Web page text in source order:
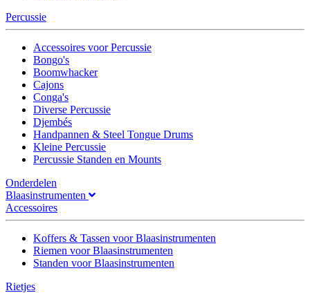
Percussie
Accessoires voor Percussie
Bongo's
Boomwhacker
Cajons
Conga's
Diverse Percussie
Djembés
Handpannen & Steel Tongue Drums
Kleine Percussie
Percussie Standen en Mounts
Onderdelen
Blaasinstrumenten
Accessoires
Koffers & Tassen voor Blaasinstrumenten
Riemen voor Blaasinstrumenten
Standen voor Blaasinstrumenten
Rietjes